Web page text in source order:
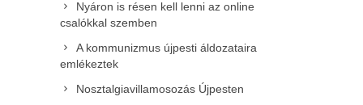
Nyáron is résen kell lenni az online
csalókkal szemben
A kommunizmus újpesti áldozataira
emlékeztek
Nosztalgiavillamosozás Újpesten